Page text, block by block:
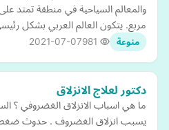
مربع. يتكون العالم العربي بشكل
منوعة 2021-07-07
دكتور لعلاج الانزلاق
ما هي اسباب الانزلاق الغضروفي ؟
يسبب انزلاق الغضروف . حدوث ضغط